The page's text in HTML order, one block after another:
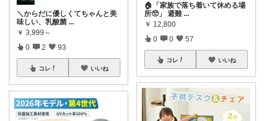
＼からだに優しくてちゃんと美
味しい、乳酸菌 ...
￥ 3,999～
0 2 93
コレ いいね
🏠「家族で落ち着いて休める場
所🥺」 避難 ...
￥ 12,800
0 0 57
コレ いいね